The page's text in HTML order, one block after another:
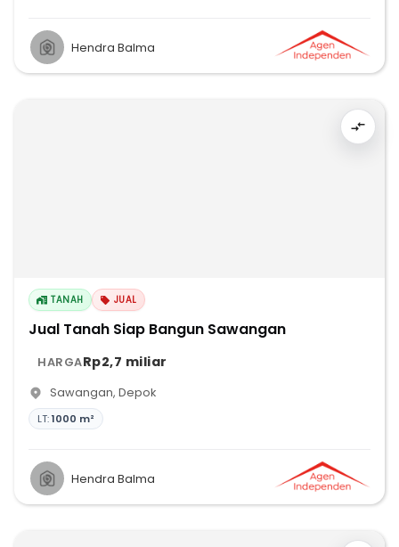
Hendra Balma
TANAH JUAL
Jual Tanah Siap Bangun Sawangan
HARGARp2,7 miliar
Sawangan, Depok
LT:1000 m²
Hendra Balma